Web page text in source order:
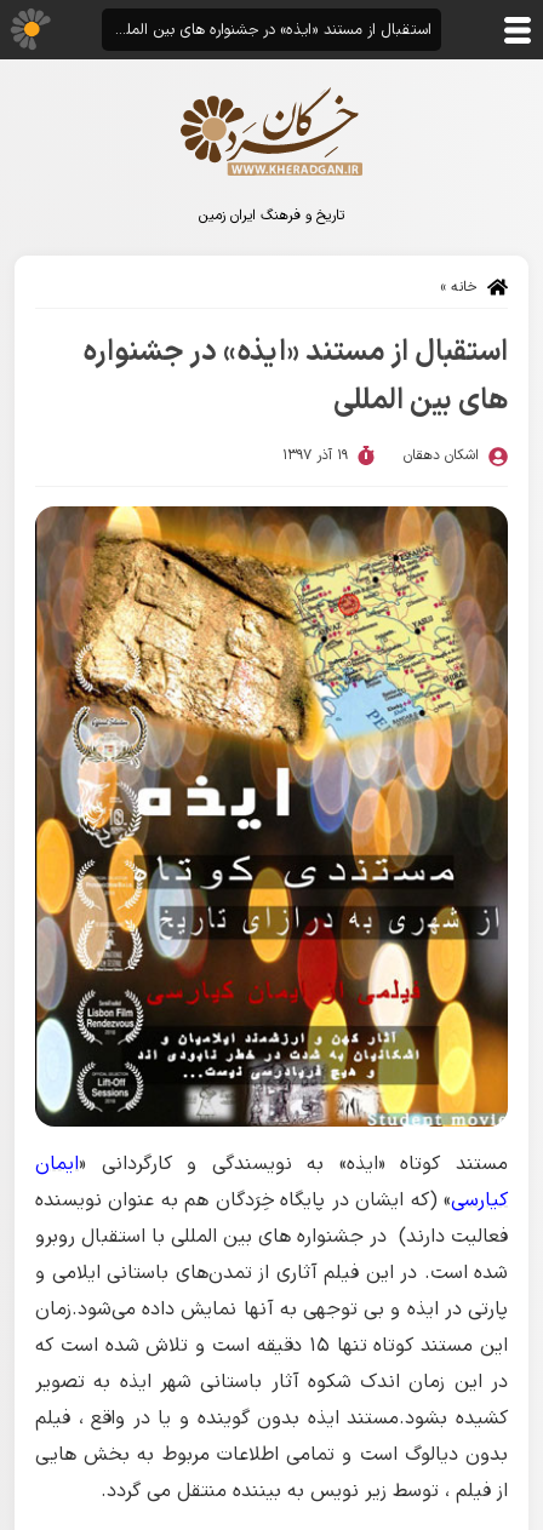
تاریخ و فرهنگ ایران زمین
خانه »
استقبال از مستند «ایذه» در جشنواره
های بین المللی
اشکان دهقان 19 آذر 1397
مستند کوتاه «ایذه» به نویسندگی و کارگردانی «ایمان
کیارسی» (که ایشان در پایگاه خِرَدگان هم به عنوان نویسنده
فعالیت دارند) در جشنواره های بین المللی با استقبال روبرو
شده است. در این فیلم آثاری از تمدن‌های باستانی ایلامی و
پارتی در ایذه و بی توجهی به آنها نمایش داده می‌شود.زمان
این مستند کوتاه تنها 15 دقیقه است و تلاش شده است که
در این زمان اندک شکوه آثار باستانی شهر ایذه به تصویر
کشیده بشود.مستند ایذه بدون گوینده و یا در واقع ، فیلم
بدون دیالوگ است و تمامی اطلاعات مربوط به بخش هایی
از فیلم ، توسط زیر نویس به بیننده منتقل می گردد.
استقبال از مستند «ایذه» در جشنواره های بین المللی